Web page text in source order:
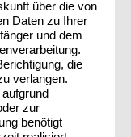
über die von
Daten zu Ihrer
und dem
die
verlangen.
zur
benötigt